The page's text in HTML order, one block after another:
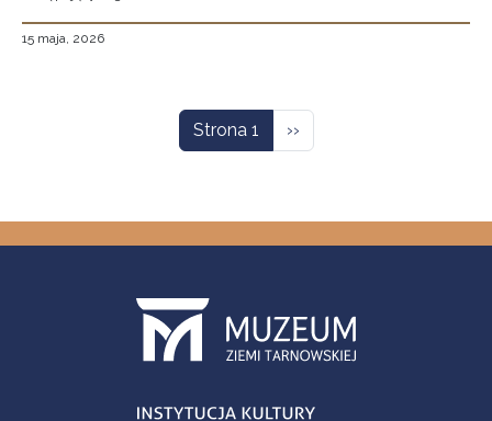
15 maja, 2026
Strona 1 Następna strona
››